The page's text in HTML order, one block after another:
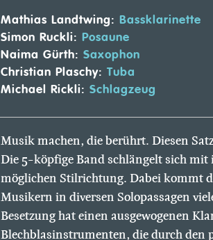
Mathias Landtwing: Bassklarinette
Simon Ruckli:
Posaune
Naima Gürth: Saxophon
Christian Plaschy: Tuba
Michael Rickli: Schlagzeug
Musik machen, die berührt. Diesen
Die 5-köpfige Band schlängelt sich
möglichen Stilrichtung. Dabei kommt
Musikern in diversen Solopassagen
Besetzung hat einen ausgewogenen
Blechblasinstrumenten, die durch den